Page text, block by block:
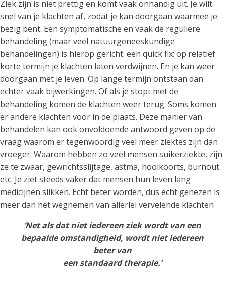
Ziek zijn is niet prettig en komt vaak onhandig uit. Je wilt
snel van je klachten af, zodat je kan doorgaan waarmee je
bezig bent. Een symptomatische en vaak de reguliere
behandeling (maar veel natuurgeneeskundige
behandelingen) is hierop gericht: een quick fix; op relatief
korte termijn je klachten laten verdwijnen. En je kan weer
doorgaan met je leven. Op lange termijn ontstaan dan
echter vaak bijwerkingen. Of als je stopt met de
behandeling komen de klachten weer terug. Soms komen
er andere klachten voor in de plaats. Deze manier van
behandelen kan ook onvoldoende antwoord geven op de
vraag waarom er tegenwoordig veel meer ziektes zijn dan
vroeger. Waarom hebben zo veel mensen suikerziekte, zijn
ze te zwaar, gewrichtsslijtage, astma, hooikoorts, burnout
etc. Je ziet steeds vaker dat mensen hun leven lang
medicijnen slikken. Echt beter worden, dus echt genezen is
meer dan het wegnemen van allerlei vervelende klachten
‘Net als dat niet iedereen ziek wordt van een
bepaalde omstandigheid, wordt niet iedereen
beter van
een standaard therapie.’